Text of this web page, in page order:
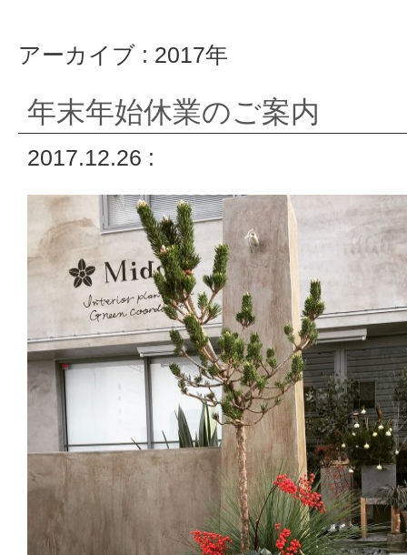
アーカイブ : 2017年
年末年始休業のご案内
2017.12.26 :